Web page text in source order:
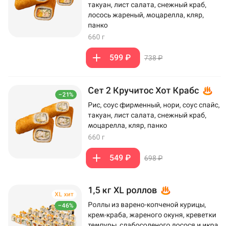
такуан, лист салата, снежный краб,
лосось жареный, моцарелла, кляр,
панко
660 г
599 ₽ 738 ₽
–21% Сет 2 Кручитос Хот Крабс
Рис, соус фирменный, нори, соус спайс,
такуан, лист салата, снежный краб,
моцарелла, кляр, панко
660 г
549 ₽ 698 ₽
–46%
XL хит 1,5 кг XL роллов
Роллы из варено-копченой курицы,
крем-краба, жареного окуня, креветки